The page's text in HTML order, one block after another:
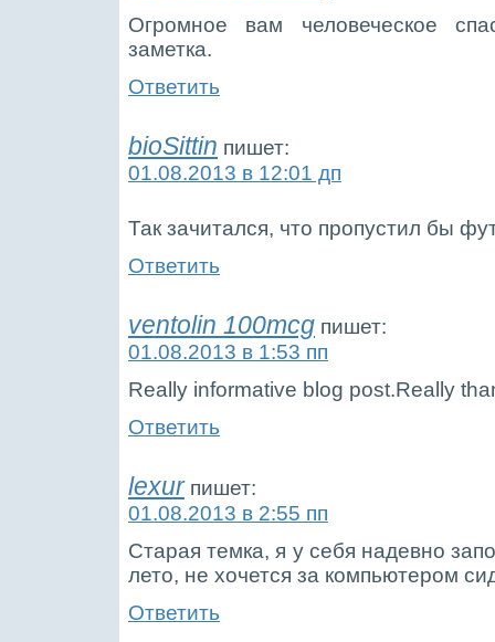
Огромное вам человеческое
заметка.
Ответить
bioSittin пишет:
01.08.2013 в 12:01 дп
Так зачитался, что пропустил бы
Ответить
ventolin 100mcg пишет:
01.08.2013 в 1:53 пп
Really informative blog post.Really
Ответить
lexur пишет:
01.08.2013 в 2:55 пп
Старая темка, я у себя надевно
лето, не хочется за компьютером
Ответить